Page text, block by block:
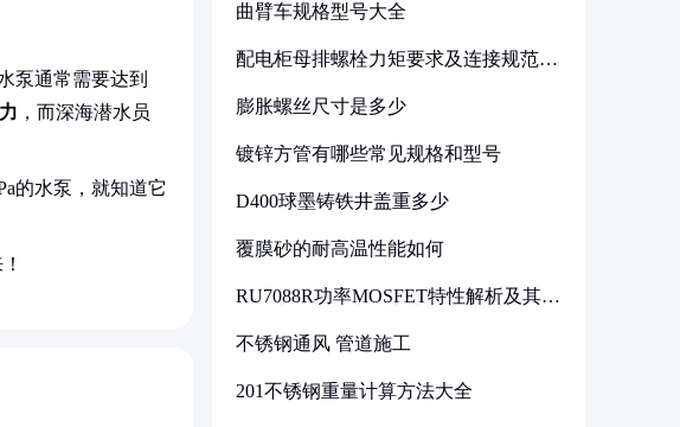
泵通常需要达到
，而深海潜水员
的水泵，就知道它
曲臂车规格型号大全
配电柜母排螺栓力矩要求及连接规范详
膨胀螺丝尺寸是多少
镀锌方管有哪些常见规格和型号
D400球墨铸铁井盖重多少
覆膜砂的耐高温性能如何
RU7088R功率MOSFET特性解析及其在
不锈钢通风 管道施工
201不锈钢重量计算方法大全